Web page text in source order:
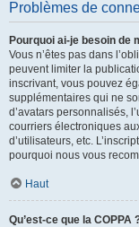
Problèmes de
Pourquoi ai-je besoin de
Vous n’êtes pas dans
peuvent limiter la
inscrivant, vous pouvez
supplémentaires qui ne
d’avatars personnalisés,
courriers électroniques
d’utilisateurs, etc.
pourquoi nous vous
Haut
Qu’est-ce que la COPPA